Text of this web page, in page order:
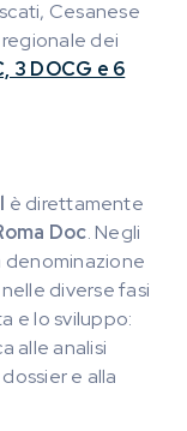
Cesanese
dei
3 DOCG e 6
è direttamente
Doc. Negli
denominazione
diverse fasi
e lo sviluppo:
alle analisi
e alla